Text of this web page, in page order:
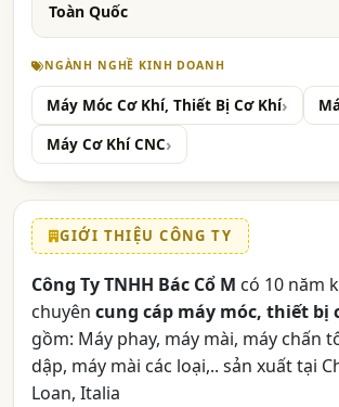
Toàn Quốc
NGÀNH NGHỀ KINH DOANH
Máy Móc Cơ Khí, Thiết Bị Cơ Khí
Máy Cơ Khí CNC
GIỚI THIỆU CÔNG TY
Công Ty TNHH Bác Cổ M có 10 năm
chuyên cung cáp máy móc, thiết bị
gồm: Máy phay, máy mài, máy chấn
dập, máy mài các loại,.. sản xuất tại
Loan, Italia